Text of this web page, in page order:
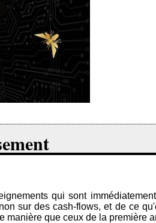
qui sont
sur des cash-flows, et de ce
que ceux de la première